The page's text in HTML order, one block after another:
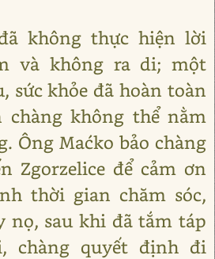
không thực hiện lời
và không ra di; một
sức khỏe đã hoàn toàn
chàng không thể nằm
Ông Maćko bảo chàng
Zgorzelice để cảm ơn
thời gian chăm sóc,
nọ, sau khi đã tắm táp
chàng quyết định đi